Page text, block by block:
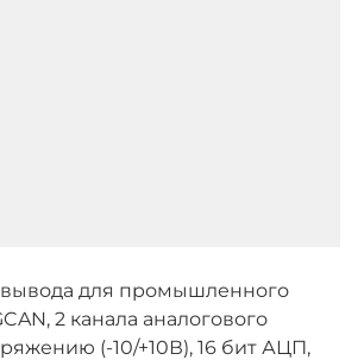
для промышленного
2 канала аналогового
(-10/+10В), 16 бит АЦП,